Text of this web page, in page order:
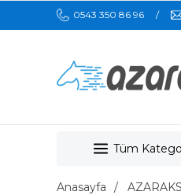
0543 350 86 96
Tüm
Anasayfa